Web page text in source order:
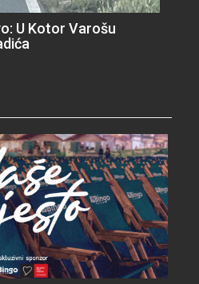
U Kotor Varošu